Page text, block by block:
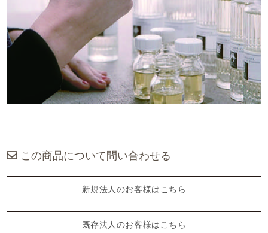
この商品について問い合わせる
新規法人のお客様はこちら
既存法人のお客様はこちら